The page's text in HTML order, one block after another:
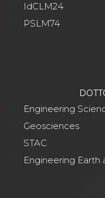
IdCLM24
PSLM74
Engineering
Geosciences
STAC
Engineering Earth